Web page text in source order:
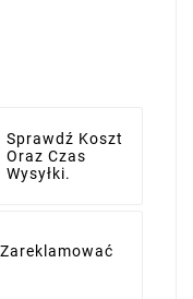
Sprawdź Koszt
Oraz Czas
Wysyłki.